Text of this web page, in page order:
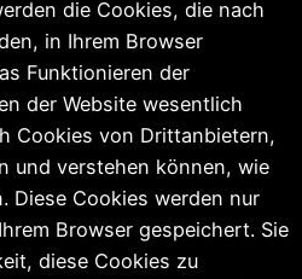
die Cookies, die nach
in Ihrem Browser
Funktionieren der
der Website wesentlich
Cookies von Drittanbietern,
und verstehen können, wie
Diese Cookies werden nur
Browser gespeichert. Sie
diese Cookies zu